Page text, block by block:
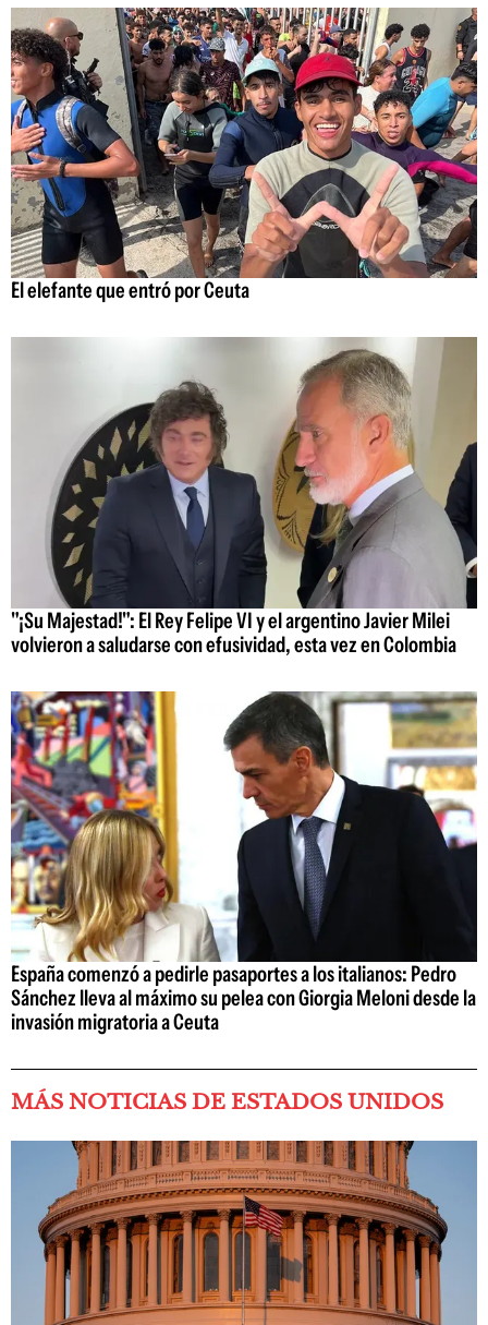
El elefante que entró por Ceuta
"¡Su Majestad!": El Rey Felipe VI y el argentino Javier Milei
volvieron a saludarse con efusividad, esta vez en Colombia
España comenzó a pedirle pasaportes a los italianos: Pedro
Sánchez lleva al máximo su pelea con Giorgia Meloni desde la
invasión migratoria a Ceuta
MÁS NOTICIAS DE ESTADOS UNIDOS